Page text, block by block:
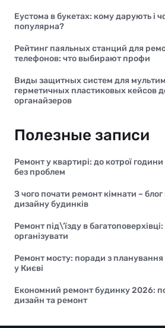
Еустома в букетах: кому дарують і
популярна?
Рейтинг паяльных станций для
телефонов: что выбирают профи
Виды защитных систем для
герметичных пластиковых кейсов
органайзеров
Полезные записи
Ремонт у квартирі: до котрої
без проблем
З чого почати ремонт кімнати –
дизайну будинків
Ремонт під\’їзду в
організувати
Ремонт мосту: поради з планування
у Києві
Економний ремонт будинку 2026:
дизайн та ремонт